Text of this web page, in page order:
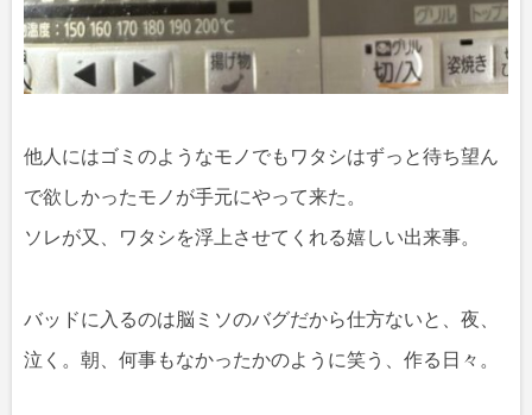
他人にはゴミのようなモノでもワタシはずっと待ち望ん
で欲しかったモノが手元にやって来た。
ソレが又、ワタシを浮上させてくれる嬉しい出来事。
バッドに入るのは脳ミソのバグだから仕方ないと、夜、
泣く。朝、何事もなかったかのように笑う、作る日々。